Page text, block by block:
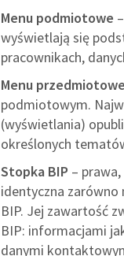
Menu podmiotowe
wyświetlają się
pracownikach,
Menu przedmiotowe
podmiotowym. N
(wyświetlania)
określonych
Stopka BIP –
identyczna zarówno
BIP. Jej zawartość
BIP: informacjami
danymi